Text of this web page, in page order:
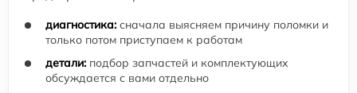
диагностика: сначала выясняем причину поломки и
только потом приступаем к работам
детали: подбор запчастей и комплектующих
обсуждается с вами отдельно